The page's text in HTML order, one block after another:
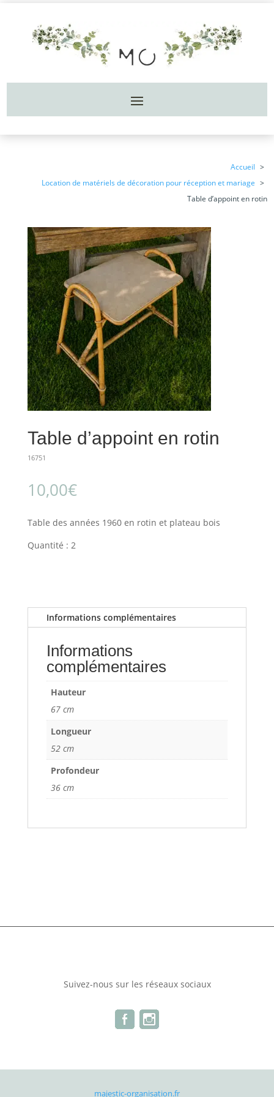
Accueil
Location de matériels de décoration pour réception et mariage
Table d’appoint en rotin
Table d’appoint en rotin
16751
10,00€
Table des années 1960 en rotin et plateau bois
Quantité : 2
Informations complémentaires
Informations
complémentaires
Hauteur
67 cm
Longueur
52 cm
Profondeur
36 cm
Suivez-nous sur les réseaux sociaux
majestic-organisation.fr